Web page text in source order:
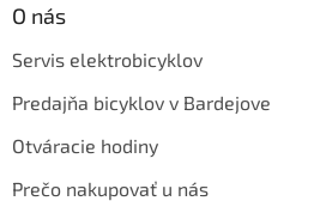
O nás
Servis elektrobicyklov
Predajňa bicyklov v Bardejove
Otváracie hodiny
Prečo nakupovať u nás